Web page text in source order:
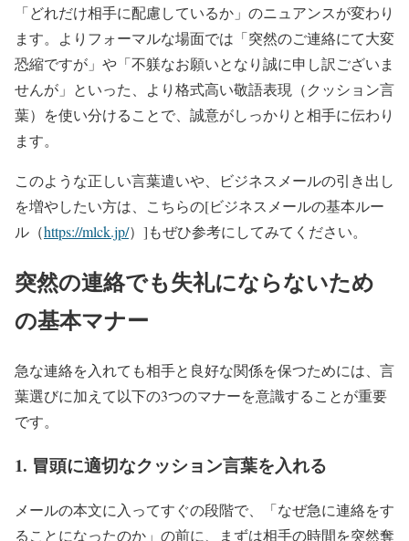
「どれだけ相手に配慮しているか」のニュアンスが変わり
ます。よりフォーマルな場面では「突然のご連絡にて大変
恐縮ですが」や「不躾なお願いとなり誠に申し訳ございま
せんが」といった、より格式高い敬語表現（クッション言
葉）を使い分けることで、誠意がしっかりと相手に伝わり
ます。
このような正しい言葉遣いや、ビジネスメールの引き出し
を増やしたい方は、こちらの[ビジネスメールの基本ルー
ル（https://mlck.jp/）]もぜひ参考にしてみてください。
突然の連絡でも失礼にならないため
の基本マナー
急な連絡を入れても相手と良好な関係を保つためには、言
葉選びに加えて以下の3つのマナーを意識することが重要
です。
1. 冒頭に適切なクッション言葉を入れる
メールの本文に入ってすぐの段階で、「なぜ急に連絡をす
ることになったのか」の前に、まずは相手の時間を突然奪